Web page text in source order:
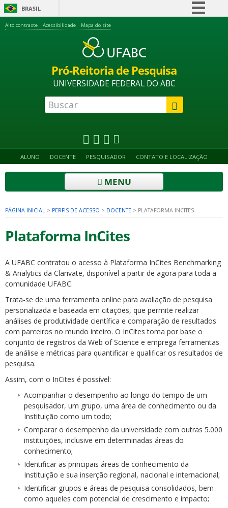
BRASIL
Acesso à informação
Alto contraste Acessibilidade Mapa do site
Pró-Reitoria de Pesquisa
UNIVERSIDADE FEDERAL DO ABC
ALUNO DOCENTE PESQUISADOR CONTATO E LOCALIZAÇÃO
MENU
PÁGINA INICIAL > PERFIS DE ACESSO > DOCENTE > PLATAFORMA INCITES
Plataforma InCites
A UFABC contratou o acesso à Plataforma InCites Benchmarking
& Analytics da Clarivate, disponível a partir de agora para toda a
comunidade UFABC.
Trata-se de uma ferramenta online para avaliação de pesquisa
personalizada e baseada em citações, que permite realizar
análises de produtividade científica e comparação de resultados
com parceiros no mundo inteiro. O InCites toma por base o
conjunto de registros da Web of Science e emprega ferramentas
de análise e métricas para quantificar e qualificar os resultados de
pesquisa.
Assim, com o InCites é possível:
Acompanhar o desempenho ao longo do tempo de um
pesquisador, um grupo, uma área de conhecimento ou da
Instituição como um todo;
Comparar o desempenho da universidade com outras 5.000
instituições, inclusive em determinadas áreas do
conhecimento;
Identificar as principais áreas de conhecimento da
Instituição e sua inserção regional, nacional e internacional;
Identificar grupos e áreas de pesquisa consolidados, bem
como aqueles com potencial de crescimento e impacto;